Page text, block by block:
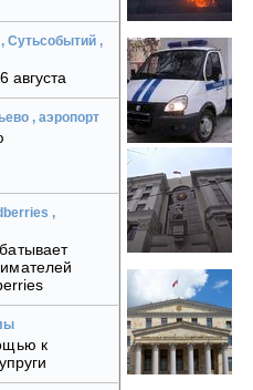
, Сутьсобытий ,
августа
, аэропорт
,
к